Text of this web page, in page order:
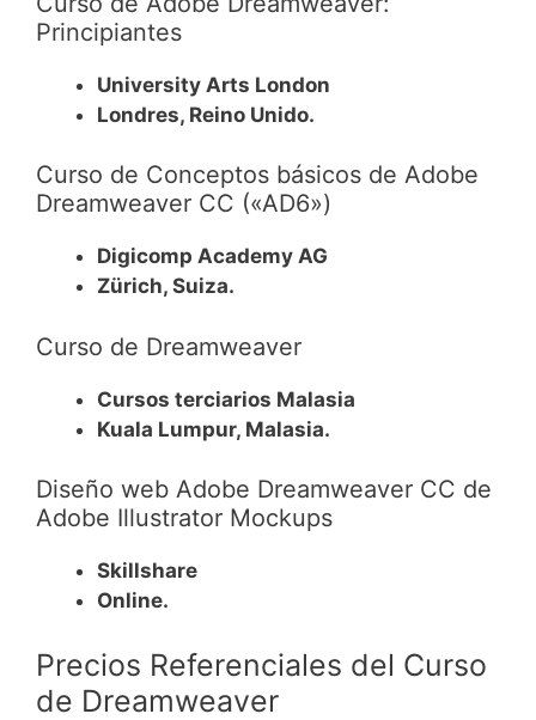
Principiantes
University Arts London
Londres, Reino Unido.
Curso de Conceptos básicos de Adobe
Dreamweaver CC («AD6»)
Digicomp Academy AG
Zürich, Suiza.
Curso de Dreamweaver
Cursos terciarios Malasia
Kuala Lumpur, Malasia.
Diseño web Adobe Dreamweaver CC de
Adobe Illustrator Mockups
Skillshare
Online.
Precios Referenciales del Curso
de Dreamweaver